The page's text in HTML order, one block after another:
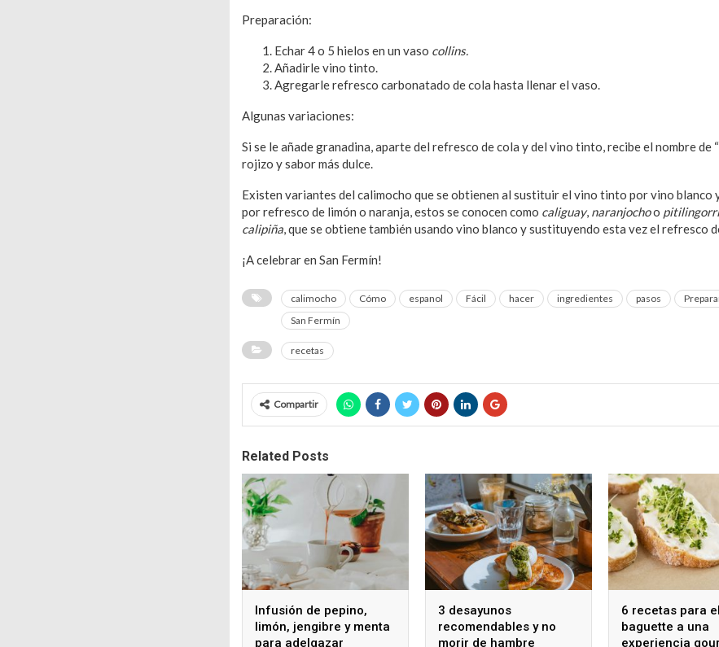
Preparación:
Echar 4 o 5 hielos en un vaso collins.
Añadirle vino tinto.
Agregarle refresco carbonatado de cola hasta llenar el vaso.
Algunas variaciones:
Si se le añade granadina, aparte del refresco de cola y del vino tinto, recibe el nombre de
rojizo y sabor más dulce.
Existen variantes del calimocho que se obtienen al sustituir el vino tinto por vino blanco
por refresco de limón o naranja, estos se conocen como caliguay, naranjochoo pitilingorri
calipiña, que se obtiene también usando vino blanco y sustituyendo esta vez el refresco
¡A celebrar en San Fermín!
calimocho Cómo espanol Fácil hacer ingredientes pasos
San Fermín
recetas
Compartir
Related Posts
Infusión de pepino,
limón, jengibre y menta
para adelgazar
3 desayunos
recomendables y no
morir de hambre
6 recetas para
baguette a una
experiencia